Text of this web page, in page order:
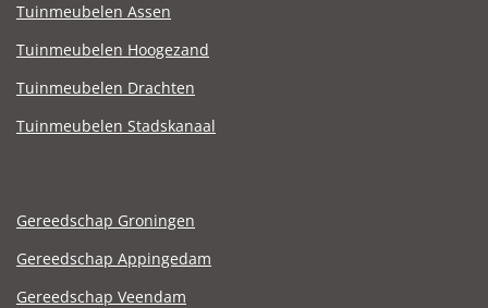
Tuinmeubelen Assen
Tuinmeubelen Hoogezand
Tuinmeubelen Drachten
Tuinmeubelen Stadskanaal
Gereedschap Groningen
Gereedschap Appingedam
Gereedschap Veendam